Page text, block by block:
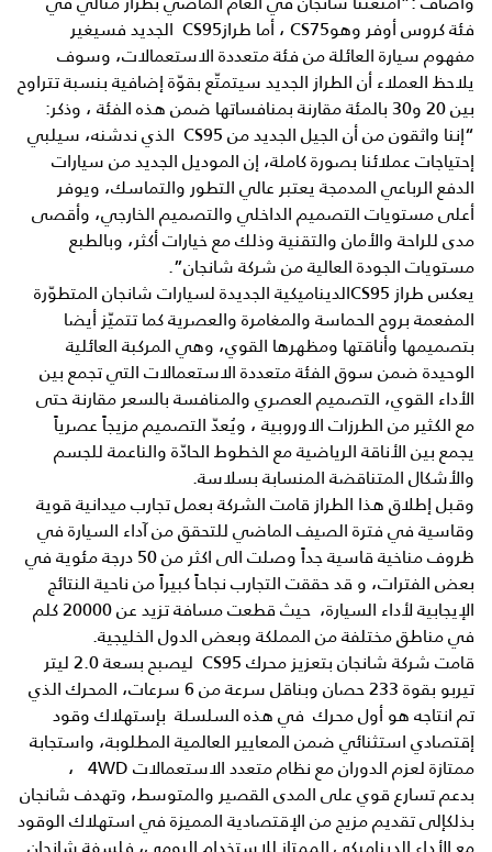
فئة كروس أوفر وهوCS75 ، أما طرازCS95 الجديد فسيغير
مفهوم سيارة العائلة من فئة متعددة الاستعمالات، وسوف
يلاحظ العملاء أن الطراز الجديد سيتمتّع بقوّة إضافية بنسبة تتراوح
بين 20 و30 بالمئة مقارنة بمنافساتها ضمن هذه الفئة ، وذكر:
“إننا واثقون من أن الجيل الجديد من CS95 الذي ندشنه، سيلبي
إحتياجات عملائنا بصورة كاملة، إن الموديل الجديد من سيارات
الدفع الرباعي المدمجة يعتبر عالي التطور والتماسك، ويوفر
أعلى مستويات التصميم الداخلي والتصميم الخارجي، وأقصى
مدى للراحة والأمان والتقنية وذلك مع خيارات أكثر، وبالطبع
مستويات الجودة العالية من شركة شانجان”.
يعكس طراز CS95الديناميكية الجديدة لسيارات شانجان المتطوّرة
المفعمة بروح الحماسة والمغامرة والعصرية كما تتميّز أيضا
بتصميمها وأناقتها ومظهرها القوي، وهي المركبة العائلية
الوحيدة ضمن سوق الفئة متعددة الاستعمالات التي تجمع بين
الأداء القوي، التصميم العصري والمنافسة بالسعر مقارنة حتى
مع الكثير من الطرزات الاوروبية ، ويُعدّ التصميم مزيجاً عصرياً
يجمع بين الأناقة الرياضية مع الخطوط الحادّة والناعمة للجسم
والأشكال المتناقضة المنسابة بسلاسة.
وقبل إطلاق هذا الطراز قامت الشركة بعمل تجارب ميدانية قوية
وقاسية في فترة الصيف الماضي للتحقق من آداء السيارة في
ظروف مناخية قاسية جداً وصلت الى اكثر من 50 درجة مئوية في
بعض الفترات، و قد حققت التجارب نجاحاً كبيراً من ناحية النتائج
الإيجابية لأداء السيارة، حيث قطعت مسافة تزيد عن 20000 كلم
في مناطق مختلفة من المملكة وبعض الدول الخليجية.
قامت شركة شانجان بتعزيز محرك CS95 ليصبح بسعة 2.0 ليتر
تيربو بقوة 233 حصان وبناقل سرعة من 6 سرعات، المحرك الذي
تم انتاجه هو أول محرك في هذه السلسلة بإستهلاك وقود
إقتصادي استثنائي ضمن المعايير العالمية المطلوبة، واستجابة
ممتازة لعزم الدوران مع نظام متعدد الاستعمالات 4WD ،
بدعم تسارع قوي على المدى القصير والمتوسط، وتهدف شانجان
بذلكإلى تقديم مزيج من الإقتصادية المميزة في استهلاك الوقود